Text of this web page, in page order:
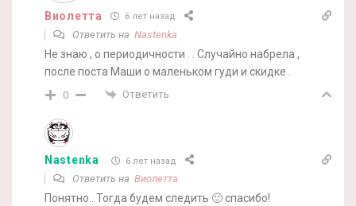
Виолетта 6 лет назад
Ответить на Nastenka
Не знаю , о периодичности . . Случайно набрела ,
после поста Маши о маленьком гуди и скидке .
0 Ответить
Nastenka 6 лет назад
Ответить на Виолетта
Понятно.. Тогда будем следить 🙂 спасибо!